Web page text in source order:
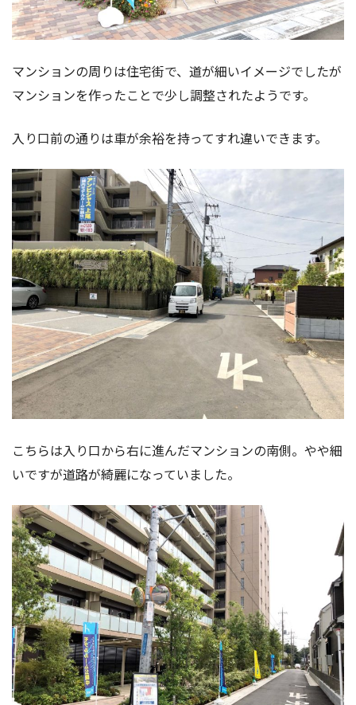
マンションの周りは住宅街で、道が細いイメージでしたが
マンションを作ったことで少し調整されたようです。
入り口前の通りは車が余裕を持ってすれ違いできます。
こちらは入り口から右に進んだマンションの南側。やや細
いですが道路が綺麗になっていました。